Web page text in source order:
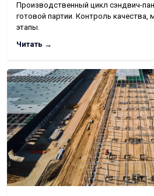
Производственный цикл сэндвич-
готовой партии. Контроль качества,
этапы.
Читать →